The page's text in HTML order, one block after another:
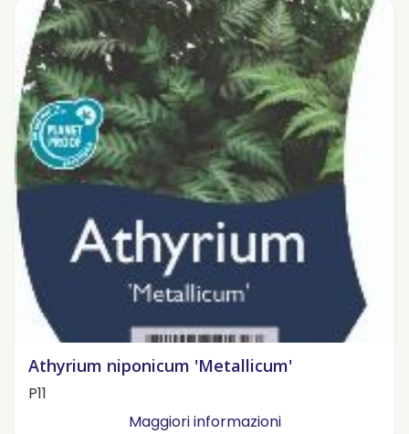
Athyrium niponicum 'Metallicum'
P11
Maggiori informazioni